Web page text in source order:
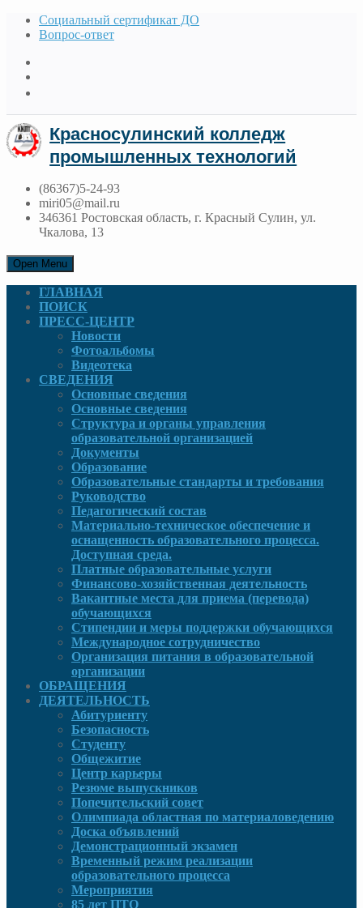
Социальный сертификат ДО
Вопрос-ответ
Красносулинский колледж
промышленных технологий
(86367)5-24-93
miri05@mail.ru
346361 Ростовская область, г. Красный Сулин, ул.
Чкалова, 13
Open Menu
ГЛАВНАЯ
ПОИСК
ПРЕСС-ЦЕНТР
Новости
Фотоальбомы
Видеотека
СВЕДЕНИЯ
Основные сведения
Основные сведения
Структура и органы управления
образовательной организацией
Документы
Образование
Образовательные стандарты и требования
Руководcтво
Педагогический состав
Материально-техническое обеспечение и
оснащенность образовательного процесса.
Доступная среда.
Платные образовательные услуги
Финансово-хозяйственная деятельность
Вакантные места для приема (перевода)
обучающихся
Стипендии и меры поддержки обучающихся
Международное сотрудничество
Организация питания в образовательной
организации
ОБРАЩЕНИЯ
ДЕЯТЕЛЬНОСТЬ
Абитуриенту
Безопасность
Студенту
Общежитие
Центр карьеры
Резюме выпускников
Попечительский совет
Олимпиада областная по материаловедению
Доска объявлений
Демонстрационный экзамен
Временный режим реализации
образовательного процесса
Мероприятия
85 лет ПТО